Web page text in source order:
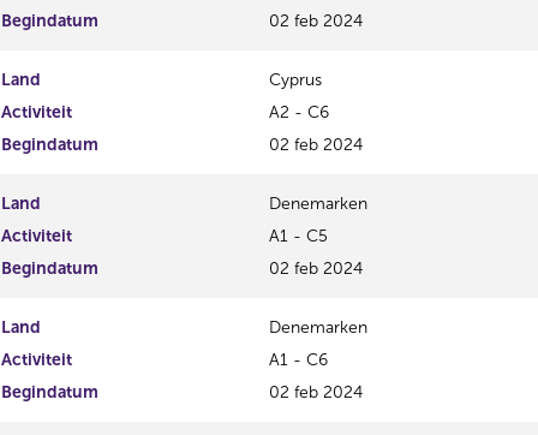
Begindatum
02 feb 2024
Land
Cyprus
Activiteit
A2 - C6
Begindatum
02 feb 2024
Land
Denemarken
Activiteit
A1 - C5
Begindatum
02 feb 2024
Land
Denemarken
Activiteit
A1 - C6
Begindatum
02 feb 2024